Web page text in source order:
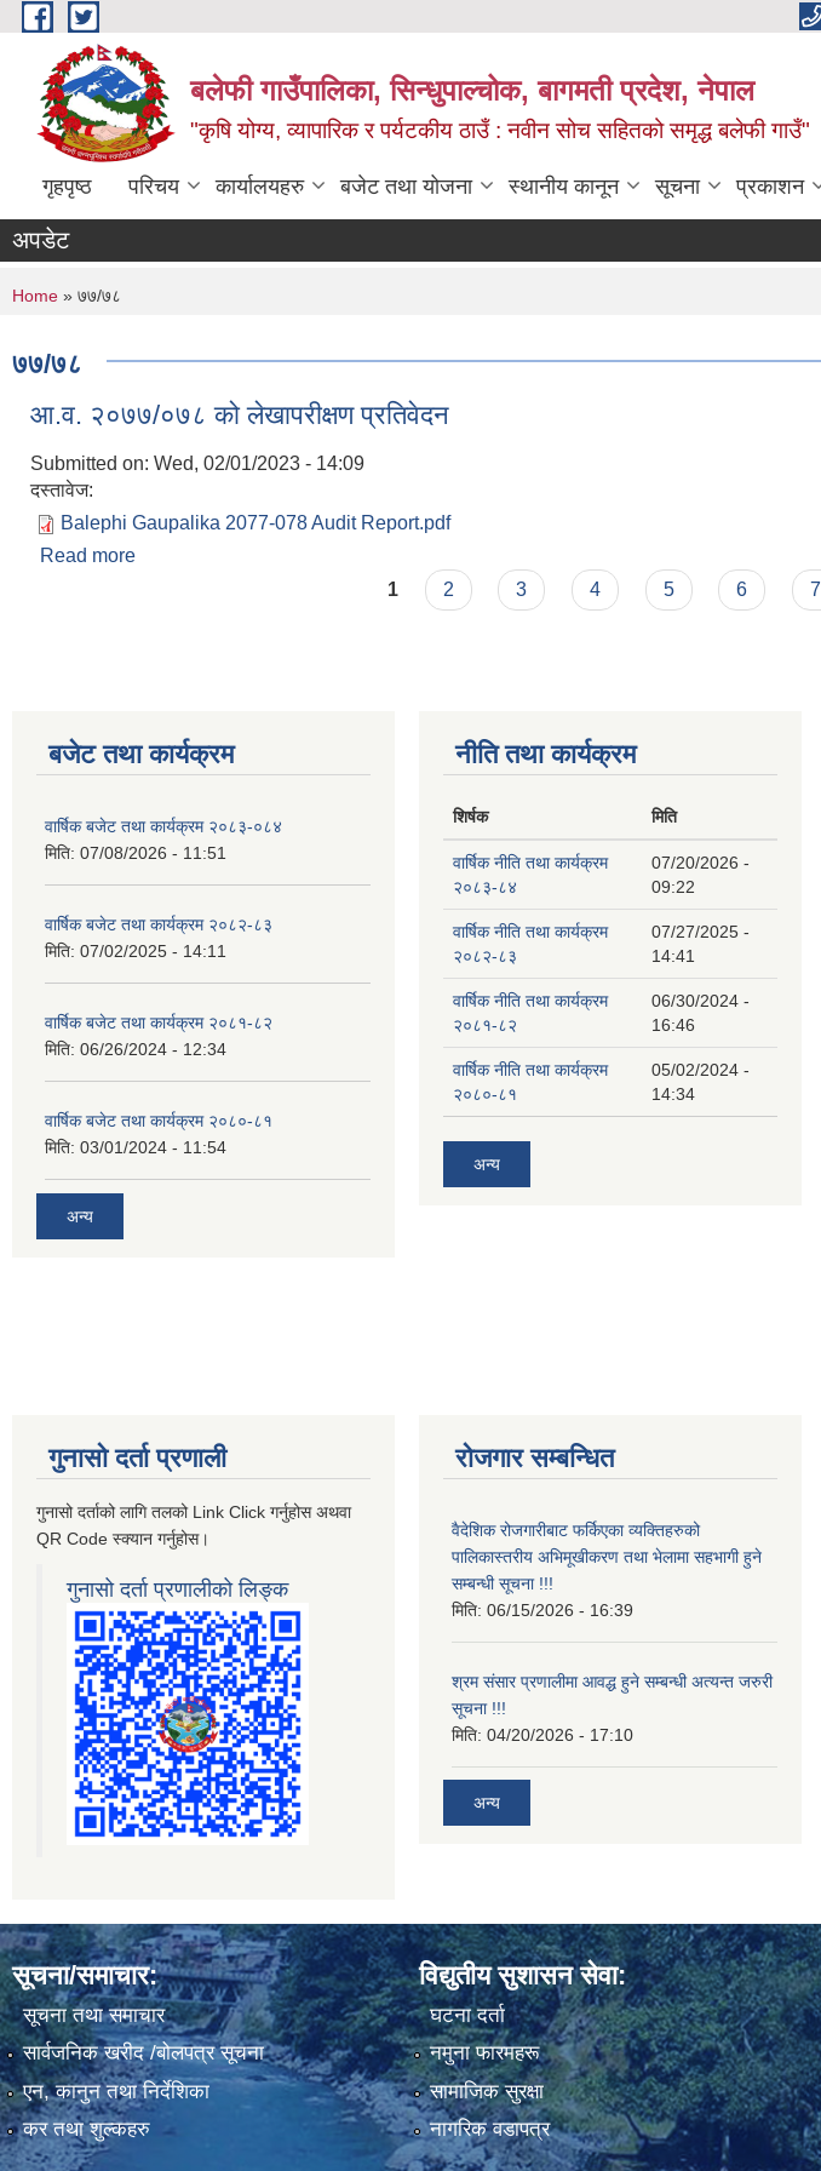
Skip to main content
बलेफी गाउँपालिका, सिन्धुपाल्चोक, बागमती प्रदेश, नेपाल
"कृषि योग्य, व्यापारिक र पर्यटकीय ठाउँ : नवीन सोच सहितको समृद्ध बलेफी गाउँ"
गृहपृष्ठ परिचय कार्यालयहरु बजेट तथा योजना स्थानीय कानून सूचना प्रकाशन
अपडेट
You are here
Home » ७७/७८
७७/७८
आ.व. २०७७/०७८ को लेखापरीक्षण प्रतिवेदन
Submitted on: Wed, 02/01/2023 - 14:09
दस्तावेज:
Balephi Gaupalika 2077-078 Audit Report.pdf
Read more
1 2 3 4 5 6 7
बजेट तथा कार्यक्रम
वार्षिक बजेट तथा कार्यक्रम २०८३-०८४
मिति: 07/08/2026 - 11:51
वार्षिक बजेट तथा कार्यक्रम २०८२-८३
मिति: 07/02/2025 - 14:11
वार्षिक बजेट तथा कार्यक्रम २०८१-८२
मिति: 06/26/2024 - 12:34
वार्षिक बजेट तथा कार्यक्रम २०८०-८१
मिति: 03/01/2024 - 11:54
अन्य
नीति तथा कार्यक्रम
शिर्षक मिति
वार्षिक नीति तथा कार्यक्रम
२०८३-८४
07/20/2026 -
09:22
वार्षिक नीति तथा कार्यक्रम
२०८२-८३
07/27/2025 -
14:41
वार्षिक नीति तथा कार्यक्रम
२०८१-८२
06/30/2024 -
16:46
वार्षिक नीति तथा कार्यक्रम
२०८०-८१
05/02/2024 -
14:34
अन्य
गुनासो दर्ता प्रणाली
गुनासो दर्ताको लागि तलको Link Click गर्नुहोस अथवा
QR Code स्क्यान गर्नुहोस।
गुनासो दर्ता प्रणालीको लिङ्क
रोजगार सम्बन्धित
वैदेशिक रोजगारीबाट फर्किएका व्यक्तिहरुको
पालिकास्तरीय अभिमूखीकरण तथा भेलामा सहभागी हुने
सम्बन्धी सूचना !!!
मिति: 06/15/2026 - 16:39
श्रम संसार प्रणालीमा आवद्ध हुने सम्बन्धी अत्यन्त जरुरी
सूचना !!!
मिति: 04/20/2026 - 17:10
अन्य
सूचना/समाचार:
सूचना तथा समाचार
सार्वजनिक खरीद /बोलपत्र सूचना
एन, कानुन तथा निर्देशिका
कर तथा शुल्कहरु
विद्युतीय सुशासन सेवा:
घटना दर्ता
नमुना फारमहरू
सामाजिक सुरक्षा
नागरिक वडापत्र